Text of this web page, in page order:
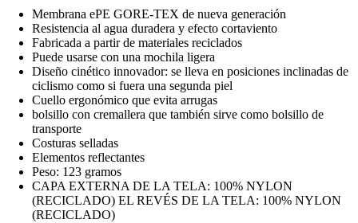
Membrana ePE GORE-TEX de nueva generación
Resistencia al agua duradera y efecto cortaviento
Fabricada a partir de materiales reciclados
Puede usarse con una mochila ligera
Diseño cinético innovador: se lleva en posiciones inclinadas de
ciclismo como si fuera una segunda piel
Cuello ergonómico que evita arrugas
bolsillo con cremallera que también sirve como bolsillo de
transporte
Costuras selladas
Elementos reflectantes
Peso: 123 gramos
CAPA EXTERNA DE LA TELA: 100% NYLON
(RECICLADO) EL REVÉS DE LA TELA: 100% NYLON
(RECICLADO)